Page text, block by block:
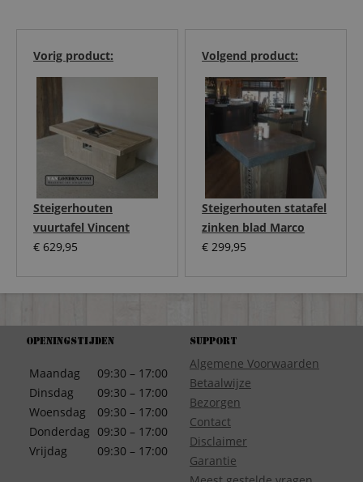
Volgend product:
Steigerhouten statafel
zinken blad Marco
€ 299,95
Vorig product:
Steigerhouten
vuurtafel Vincent
€ 629,95
Openingstijden
Maandag
Dinsdag
Woensdag
Donderdag
Vrijdag
09:30 – 17:00
09:30 – 17:00
09:30 – 17:00
09:30 – 17:00
09:30 – 17:00
Support
Algemene Voorwaarden
Betaalwijze
Bezorgen
Contact
Disclaimer
Garantie